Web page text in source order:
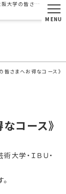
明るい・楽しい・わかりやすい教習所｜八尾自動車教習所｜東大阪大学の皆さま｜普通車学生応援キャンペーン実施中
MENU
皆さまへお得なコース》
コース》
大学・ＩＢＵ・